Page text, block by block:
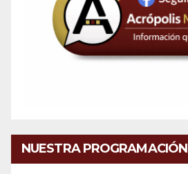
NUESTRA PROGRAMACIÓN